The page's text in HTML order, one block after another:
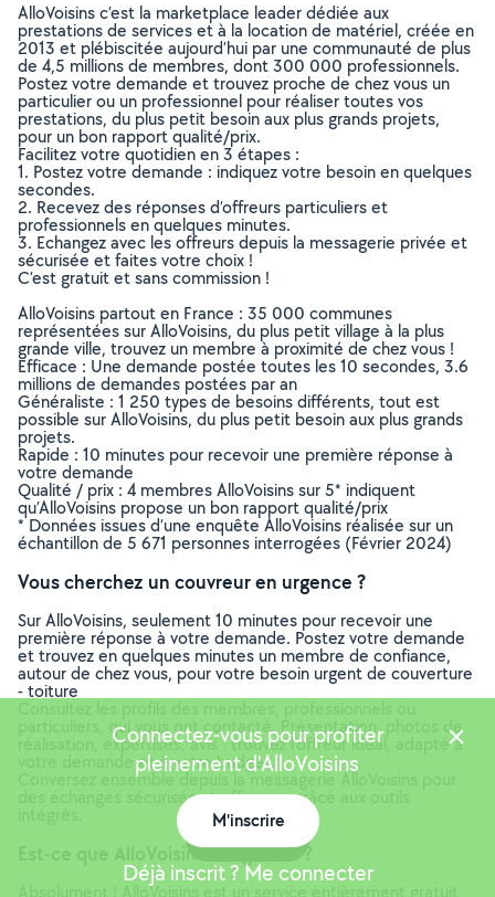
AlloVoisins c’est la marketplace leader dédiée aux
prestations de services et à la location de matériel, créée en
2013 et plébiscitée aujourd’hui par une communauté de plus
de 4,5 millions de membres, dont 300 000 professionnels.
Postez votre demande et trouvez proche de chez vous un
particulier ou un professionnel pour réaliser toutes vos
prestations, du plus petit besoin aux plus grands projets,
pour un bon rapport qualité/prix.
Facilitez votre quotidien en 3 étapes :
1. Postez votre demande : indiquez votre besoin en quelques
secondes.
2. Recevez des réponses d’offreurs particuliers et
professionnels en quelques minutes.
3. Echangez avec les offreurs depuis la messagerie privée et
sécurisée et faites votre choix !
C’est gratuit et sans commission !
AlloVoisins partout en France : 35 000 communes
représentées sur AlloVoisins, du plus petit village à la plus
grande ville, trouvez un membre à proximité de chez vous !
Efficace : Une demande postée toutes les 10 secondes, 3.6
millions de demandes postées par an
Généraliste : 1 250 types de besoins différents, tout est
possible sur AlloVoisins, du plus petit besoin aux plus grands
projets.
Rapide : 10 minutes pour recevoir une première réponse à
votre demande
Qualité / prix : 4 membres AlloVoisins sur 5* indiquent
qu’AlloVoisins propose un bon rapport qualité/prix
* Données issues d’une enquête AlloVoisins réalisée sur un
échantillon de 5 671 personnes interrogées (Février 2024)
Vous cherchez un couvreur en urgence ?
Sur AlloVoisins, seulement 10 minutes pour recevoir une
première réponse à votre demande. Postez votre demande
et trouvez en quelques minutes un membre de confiance,
autour de chez vous, pour votre besoin urgent de couverture
- toiture
particuliers, qui vous ont contacté. Présentation, photos de
réalisation, expertises, avis : trouvez l'offreur idéal, adapté à
votre demande et à votre budget.
Conversez ensemble depuis la messagerie AlloVoisins pour
des échanges sécurisés et efficaces grâce aux outils
Est-ce que AlloVoisins est gratuit ?
Absolument ! AlloVoisins est un service entièrement gratuit
Connectez-vous pour profiter
pleinement d'AlloVoisins
M'inscrire
Déjà inscrit ? Me connecter